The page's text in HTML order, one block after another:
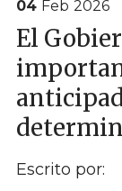
04 Feb 2026
El
Escrito por: